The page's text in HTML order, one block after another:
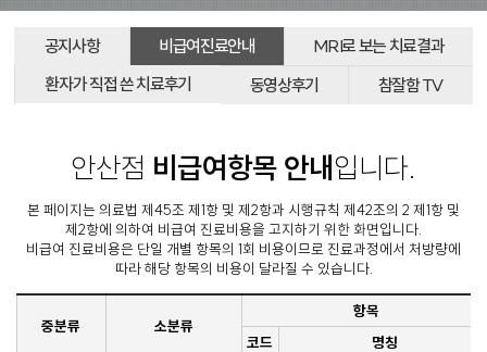
공지사항 비급여진료안내
MRI로 보는 치료결과
환자가 직접 쓴 치료후기
동영상후기 참잘함 TV
안산점 비급여항목 안내입니다.
본 페이지는 의료법 제45조 제1항 및 제2항과 시행규칙 제42조의 2 제1항 및
제2항에 의하여 비급여 진료비용을 고지하기 위한 화면입니다.
비급여 진료비용은 단일 개별 항목의 1회 비용이므로 진료과정에서 처방량에
따라 해당 항목의 비용이 달라질 수 있습니다.
중분류 소분류
항목
코드
명칭